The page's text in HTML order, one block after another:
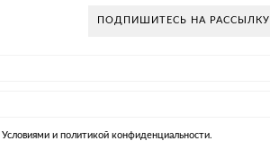
ПОДПИШИТЕСЬ НА РАССЫЛКУ
Условиями и политикой конфиденциальности.